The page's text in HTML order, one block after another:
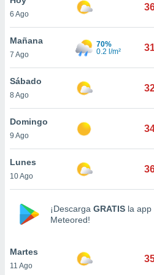
en
más
nuestra
de
aceptar
de
6 Ago
Mañana
7 Ago
70%
0.2 l/m²
Sábado
8 Ago
Domingo
9 Ago
Lunes
10 Ago
¡Descarga GRATIS la app
Meteored!
Martes
11 Ago